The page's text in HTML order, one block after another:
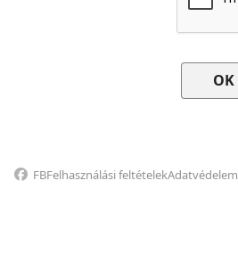
FBFelhasználási feltételekAdatvédelem